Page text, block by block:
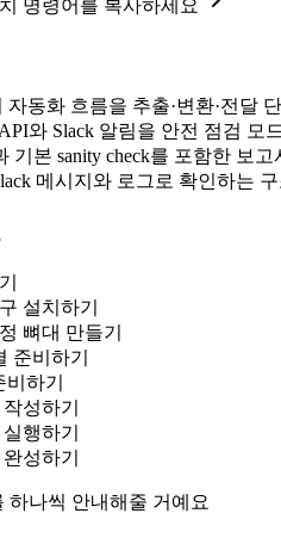
명령어를 복사하세요
자동화 흐름을 추출·변환·전달
API와 Slack 알림을 안전 점검 모
기본 sanity check를 포함한 보
메시지와 로그로 확인하는
설치하기
뼈대 만들기
준비하기
하기
성하기
행하기
성하기
하나씩 안내해줄 거예요